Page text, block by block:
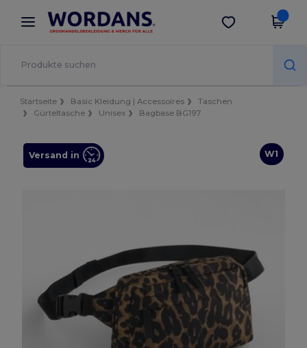
× Wordans App
Bessere Preise in der App!
App holen
Startseite Basic Kleidung | Accessoires
Taschen
Gürteltasche
Unisex Bagbase BG197
W1
Versand in